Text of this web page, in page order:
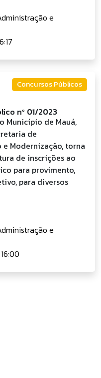
e
Concursos Públicos
nº 01/2023
Município de Mauá,
de
Modernização, torna
de inscrições ao
para provimento,
para diversos
e